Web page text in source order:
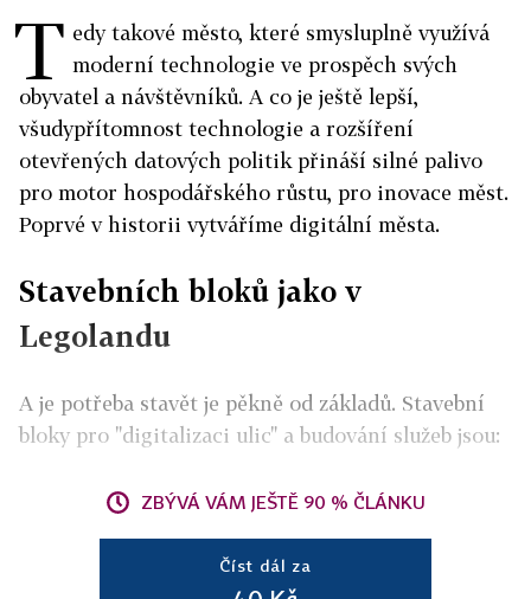
T edy takové město, které smysluplně využívá
moderní technologie ve prospěch svých
obyvatel a návštěvníků. A co je ještě lepší,
všudypřítomnost technologie a rozšíření
otevřených datových politik přináší silné palivo
pro motor hospodářského růstu, pro inovace měst.
Poprvé v historii vytváříme digitální města.
Stavebních bloků jako v
Legolandu
A je potřeba stavět je pěkně od základů. Stavební
bloky pro "digitalizaci ulic" a budování služeb jsou:
ZBÝVÁ VÁM JEŠTĚ 90 % ČLÁNKU
Číst dál za